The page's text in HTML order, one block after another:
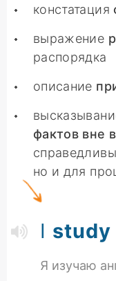
констатация
выражение
распорядка
описание
фактов вне
но и для
I study
Я изучаю